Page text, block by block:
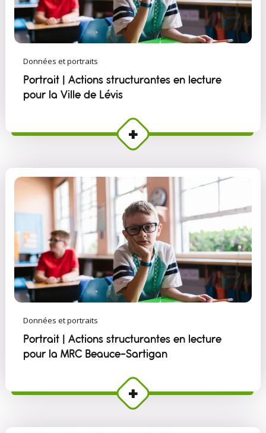
Données et portraits
Portrait | Actions structurantes en lecture
pour la Ville de Lévis
Données et portraits
Portrait | Actions structurantes en lecture
pour la MRC Beauce-Sartigan